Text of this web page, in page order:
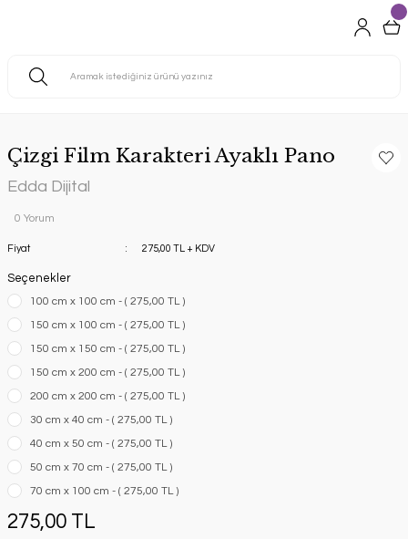
Çizgi Film Karakteri Ayaklı Pano
Edda Dijital
0 Yorum
Fiyat 275,00 TL + KDV
Seçenekler
100 cm x 100 cm - ( 275,00 TL )
150 cm x 100 cm - ( 275,00 TL )
150 cm x 150 cm - ( 275,00 TL )
150 cm x 200 cm - ( 275,00 TL )
200 cm x 200 cm - ( 275,00 TL )
30 cm x 40 cm - ( 275,00 TL )
40 cm x 50 cm - ( 275,00 TL )
50 cm x 70 cm - ( 275,00 TL )
70 cm x 100 cm - ( 275,00 TL )
275,00 TL